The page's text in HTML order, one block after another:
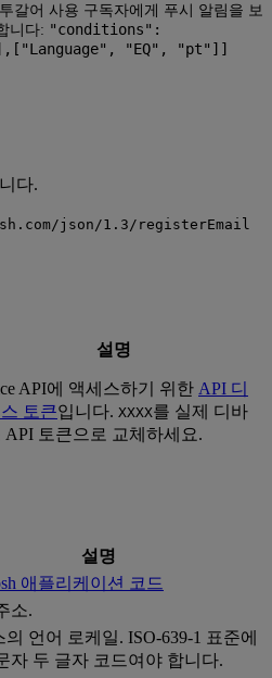
갈어 사용 구독자에게 푸시 알림을 보
니다: "conditions":
"EQ", "pt"]]
다.
json/1.3/registerEmail
설명
API에 액세스하기 위한 API 디
토큰입니다. XXXX를 실제 디바
API 토큰으로 교체하세요.
설명
애플리케이션 코드
소.
의 언어 로케일. ISO-639-1 표준에
자 두 글자 코드여야 합니다.